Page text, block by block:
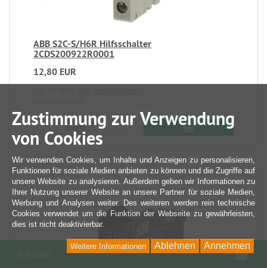
ABB S2C-S/H6R Hilfsschalter
2CDS200922R0001
12,80 EUR
mehr...
Zustimmung zur Verwendung
von Cookies
Wir verwenden Cookies, um Inhalte und Anzeigen zu personalisieren,
Funktionen für soziale Medien anbieten zu können und die Zugriffe auf
unsere Website zu analysieren. Außerdem geben wir Informationen zu
Ihrer Nutzung unserer Website an unsere Partner für soziale Medien,
Werbung und Analysen weiter. Des weiteren werden rein technische
Cookies verwendet um die Funktion der Webseite zu gewährleisten,
dies ist nicht deaktivierbar.
Annehmen
Ablehnen
Weitere Informationen